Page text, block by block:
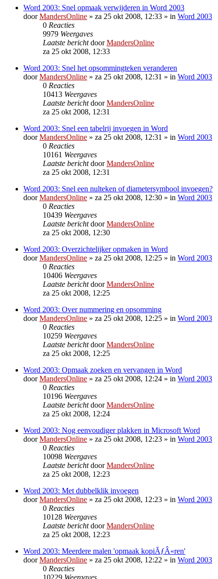
Word 2003: Snel opmaak verwijderen in Word 2003
doorMandersOnline » za 25 okt 2008, 12:33 » in Word 2003
0 Reacties
9979 Weergaves
Laatste berichtdoorMandersOnline
za 25 okt 2008, 12:33
Word 2003: Snel het opsommingteken veranderen
doorMandersOnline » za 25 okt 2008, 12:31 » in Word 2003
0 Reacties
10413 Weergaves
Laatste berichtdoorMandersOnline
za 25 okt 2008, 12:31
Word 2003: Snel een tabelrij invoegen in Word
doorMandersOnline » za 25 okt 2008, 12:31 » in Word 2003
0 Reacties
10161 Weergaves
Laatste berichtdoorMandersOnline
za 25 okt 2008, 12:31
Word 2003: Snel een nulteken of diametersymbool invoegen?
doorMandersOnline » za 25 okt 2008, 12:30 » in Word 2003
0 Reacties
10439 Weergaves
Laatste berichtdoorMandersOnline
za 25 okt 2008, 12:30
Word 2003: Overzichtelijker opmaken in Word
doorMandersOnline » za 25 okt 2008, 12:25 » in Word 2003
0 Reacties
10406 Weergaves
Laatste berichtdoorMandersOnline
za 25 okt 2008, 12:25
Word 2003: Over nummering en opsomming
doorMandersOnline » za 25 okt 2008, 12:25 » in Word 2003
0 Reacties
10259 Weergaves
Laatste berichtdoorMandersOnline
za 25 okt 2008, 12:25
Word 2003: Opmaak zoeken en vervangen in Word
doorMandersOnline » za 25 okt 2008, 12:24 » in Word 2003
0 Reacties
10196 Weergaves
Laatste berichtdoorMandersOnline
za 25 okt 2008, 12:24
Word 2003: Nog eenvoudiger plakken in Microsoft Word
doorMandersOnline » za 25 okt 2008, 12:23 » in Word 2003
0 Reacties
10098 Weergaves
Laatste berichtdoorMandersOnline
za 25 okt 2008, 12:23
Word 2003: Met dubbelklik invoegen
doorMandersOnline » za 25 okt 2008, 12:23 » in Word 2003
0 Reacties
10128 Weergaves
Laatste berichtdoorMandersOnline
za 25 okt 2008, 12:23
Word 2003: Meerdere malen 'opmaak kopiÃƒÂ«ren'
doorMandersOnline » za 25 okt 2008, 12:22 » in Word 2003
0 Reacties
10229 Weergaves